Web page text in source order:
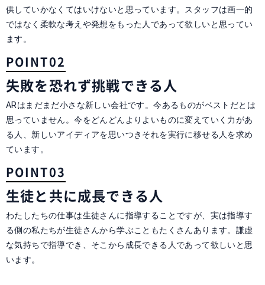
供していかなくてはいけないと思っています。スタッフは画一的
ではなく柔軟な考えや発想をもった人であって欲しいと思ってい
ます。
POINT02
失敗を恐れず挑戦できる人
ARはまだまだ小さな新しい会社です。今あるものがベストだとは
思っていません。今をどんどんよりよいものに変えていく力があ
る人、新しいアイディアを思いつきそれを実行に移せる人を求め
ています。
POINT03
生徒と共に 成長できる人
わたしたちの仕事は生徒さんに指導することですが、実は指導す
る側の私たちが生徒さんから学ぶこともたくさんあります。謙虚
な気持ちで指導でき、そこから成長できる人であって欲しいと思
います。